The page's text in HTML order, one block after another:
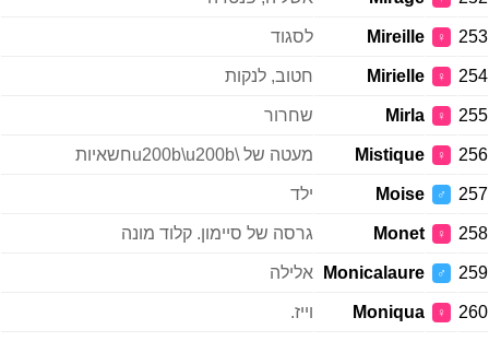
253
♀
Mireille לסגוד
254
♀
Mirielle חטוב, לנקות
255
♀
Mirla שחרור
256
♀
Mistique מעטה של \u200b\u200bחשאיות
257
♂
Moise ילד
258
♀
Monet גרסה של סיימון. קלוד מונה
259
♂
Monicalaure אלילה
260
♀
Moniqua וייז.